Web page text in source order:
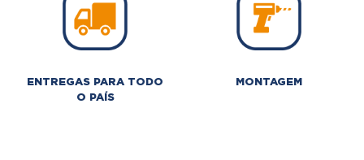
ENTREGAS PARA TODO
O PAÍS
MONTAGEM